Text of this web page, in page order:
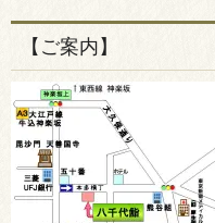
【ご案内】